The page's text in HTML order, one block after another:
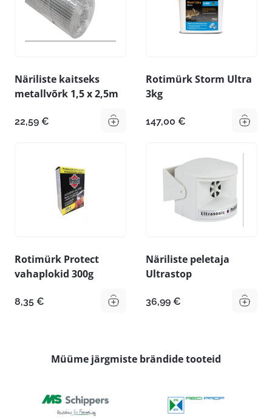
Näriliste kaitseks
metallvõrk 1,5 x 2,5m
22,59 €
Rotimürk Storm Ultra
3kg
147,00 €
Rotimürk Protect
vahaplokid 300g
8,35 €
Näriliste peletaja
Ultrastop
36,99 €
Müüme järgmiste brändide tooteid